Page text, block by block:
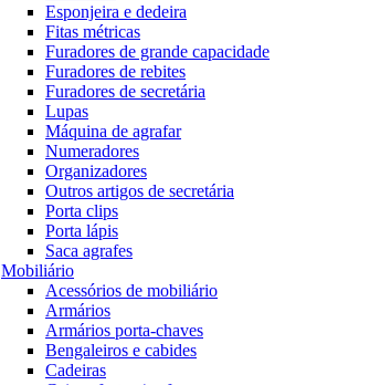
Esponjeira e dedeira
Fitas métricas
Furadores de grande capacidade
Furadores de rebites
Furadores de secretária
Lupas
Máquina de agrafar
Numeradores
Organizadores
Outros artigos de secretária
Porta clips
Porta lápis
Saca agrafes
Mobiliário
Acessórios de mobiliário
Armários
Armários porta-chaves
Bengaleiros e cabides
Cadeiras